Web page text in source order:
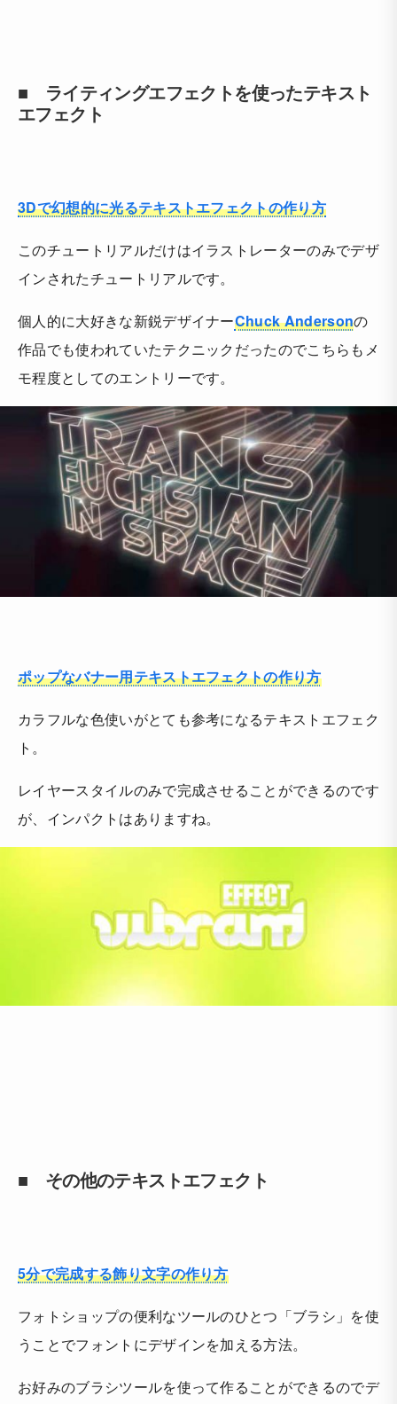
■ ライティングエフェクトを使ったテキスト
エフェクト
3Dで幻想的に光るテキストエフェクトの作り方
このチュートリアルだけはイラストレーターのみでデザ
インされたチュートリアルです。
個人的に大好きな新鋭デザイナーChuck Andersonの
作品でも使われていたテクニックだったのでこちらもメ
モ程度としてのエントリーです。
ポップなバナー用テキストエフェクトの作り方
カラフルな色使いがとても参考になるテキストエフェク
ト。
レイヤースタイルのみで完成させることができるのです
が、インパクトはありますね。
■ その他のテキストエフェクト
5分で完成する飾り文字の作り方
フォトショップの便利なツールのひとつ「ブラシ」を使
うことでフォントにデザインを加える方法。
お好みのブラシツールを使って作ることができるのでデ